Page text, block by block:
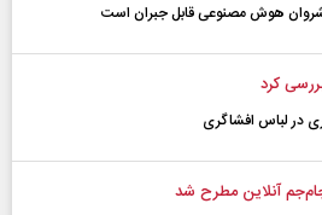
هوش مصنوعی قابل جبران است
کرد
در لباس افشاگری
آنلاین مطرح شد